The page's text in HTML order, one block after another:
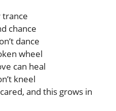
trance
chance
dance
wheel
can heal
kneel
and this grows in